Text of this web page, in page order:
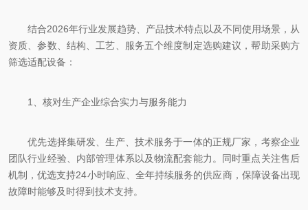
结合2026年行业发展趋势、产品技术特点以及不同使用场景，从
资质、参数、结构、工艺、服务五个维度制定选购建议，帮助采购方
筛选适配设备：
1、核对生产企业综合实力与服务能力
优先选择集研发、生产、技术服务于一体的正规厂家，考察企业
团队行业经验、内部管理体系以及物流配套能力。同时重点关注售后
机制，优选支持24小时响应、全年持续服务的供应商，保障设备出现
故障时能够及时得到技术支持。